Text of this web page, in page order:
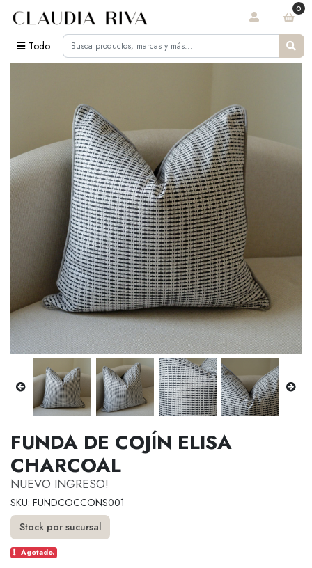
Todo
0
FUNDA DE COJÍN ELISA
CHARCOAL
NUEVO INGRESO!
SKU: FUNDCOCCONS001
Stock por sucursal
Agotado.